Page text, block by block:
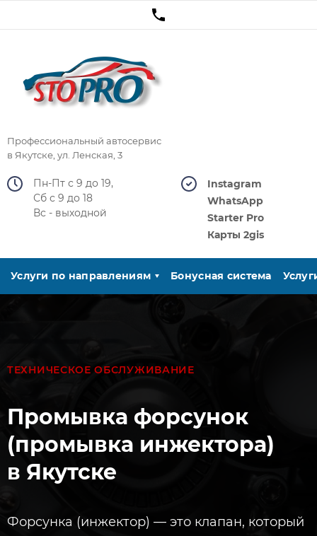
Профессиональный автосервис
в Якутске, ул. Ленская, 3
Пн-Пт с 9 до 19,
Сб с 9 до 18
Вс - выходной
Instagram
WhatsApp
Starter Pro
Карты 2gis
Услуги по направлениям Бонусная система
ТЕХНИЧЕСКОЕ ОБСЛУЖИВАНИЕ
Промывка форсунок
(промывка инжектора)
в Якутске
Форсунка (инжектор) — это клапан, который